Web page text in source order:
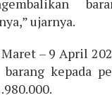
ujarnya.
– 9 April
kepada